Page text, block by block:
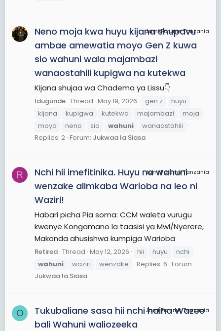
JamiiForums Tanzania
Neno moja kwa huyu kijana shupavu
ambae amewatia moyo Gen Z kuwa
sio wahuni wala majambazi
wanaostahili kupigwa na kutekwa
Kijana shujaa wa Chadema ya Lissu👇
Idugunde Thread May 19, 2026 gen z
huyu
kijana
kupigwa kutekwa majambazi
moja
moyo
neno sio wahuni
wanaostahili
Replies: 2 Forum: Jukwaa la Siasa
R JamiiForums Tanzania
Nchi hii imefitinika. Huyu na wahuni
wenzake alimkaba Warioba na leo ni
Waziri!
Habari picha Pia soma: CCM waleta vurugu
kwenye Kongamano la taasisi ya Mwl/Nyerere,
Makonda ahusishwa kumpiga Warioba
Retired Thread May 12, 2026 hii huyu
nchi
wahuni
waziri wenzake Replies: 6 Forum:
Jukwaa la Siasa
O JamiiForums Tanzania
Tukubaliane sasa hii nchi haina Wazee
bali Wahuni waliozeeka